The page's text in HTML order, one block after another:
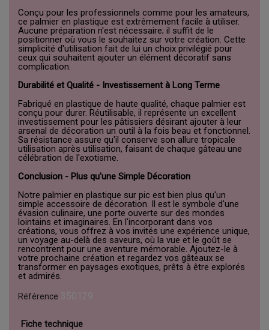
Conçu pour les professionnels comme pour les amateurs,
ce palmier en plastique est extrêmement facile à utiliser.
Aucune préparation n'est nécessaire; il suffit de le
positionner où vous le souhaitez sur votre création. Cette
simplicité d'utilisation fait de lui un choix privilégié pour
ceux qui souhaitent ajouter un élément décoratif sans
complication.
Durabilité et Qualité - Investissement à Long Terme
Fabriqué en plastique de haute qualité, chaque palmier est
conçu pour durer. Réutilisable, il représente un excellent
investissement pour les pâtissiers désirant ajouter à leur
arsenal de décoration un outil à la fois beau et fonctionnel.
Sa résistance assure qu'il conserve son allure tropicale
utilisation après utilisation, faisant de chaque gâteau une
célébration de l'exotisme.
Conclusion - Plus qu'une Simple Décoration
Notre palmier en plastique sur pic est bien plus qu'un
simple accessoire de décoration. Il est le symbole d'une
évasion culinaire, une porte ouverte sur des mondes
lointains et imaginaires. En l'incorporant dans vos
créations, vous offrez à vos invités une expérience unique,
un voyage au-delà des saveurs, où la vue et le goût se
rencontrent pour une aventure mémorable. Ajoutez-le à
votre prochaine création et regardez vos gâteaux se
transformer en paysages exotiques, prêts à être explorés
et admirés.
Référence
Fiche technique